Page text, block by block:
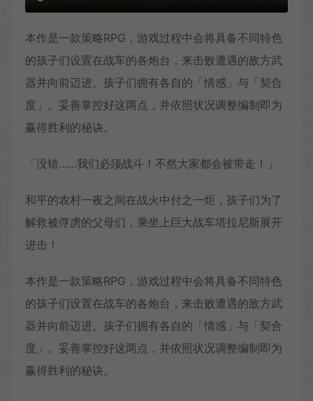
本作是一款策略RPG，游戏过程中会将具备不同特色
的孩子们设置在战车的各炮台，来击败遭遇的敌方武
器并向前迈进。孩子们拥有各自的「情感」与「契合
度」。妥善掌控好这两点，并依照状况调整编制即为
赢得胜利的秘诀。
「没错……我们必须战斗！不然大家都会被带走！」
和平的农村一夜之间在战火中付之一炬，孩子们为了
解救被俘虏的父母们，乘坐上巨大战车塔拉尼斯展开
进击！
本作是一款策略RPG，游戏过程中会将具备不同特色
的孩子们设置在战车的各炮台，来击败遭遇的敌方武
器并向前迈进。孩子们拥有各自的「情感」与「契合
度」。妥善掌控好这两点，并依照状况调整编制即为
赢得胜利的秘诀。